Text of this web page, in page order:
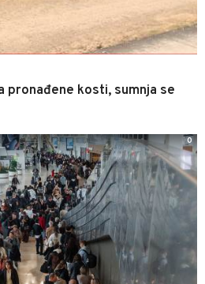
pronađene kosti, sumnja se
0